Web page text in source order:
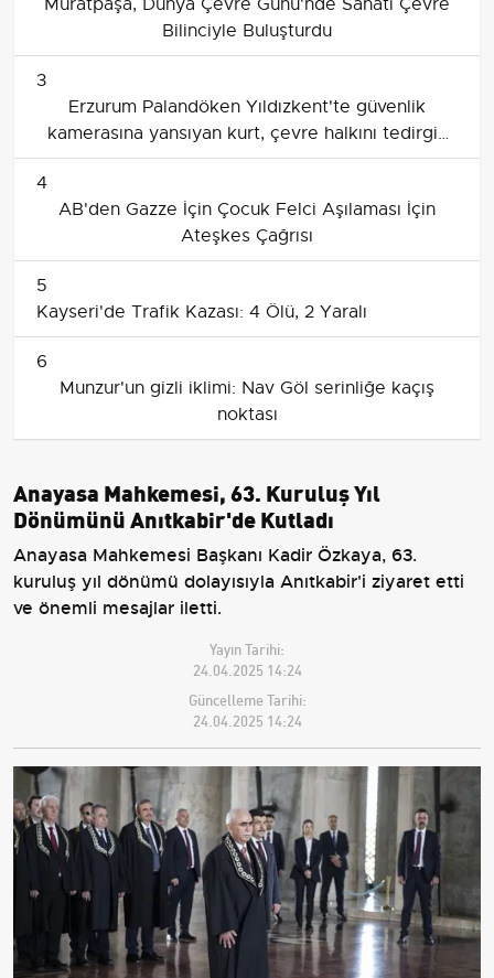
Muratpaşa, Dünya Çevre Günü'nde Sanatı Çevre
Bilinciyle Buluşturdu
3
Erzurum Palandöken Yıldızkent'te güvenlik
kamerasına yansıyan kurt, çevre halkını tedirgin
etti
4
AB'den Gazze İçin Çocuk Felci Aşılaması İçin
Ateşkes Çağrısı
5
Kayseri'de Trafik Kazası: 4 Ölü, 2 Yaralı
6
Munzur'un gizli iklimi: Nav Göl serinliğe kaçış
noktası
Anayasa Mahkemesi, 63. Kuruluş Yıl
Dönümünü Anıtkabir'de Kutladı
Anayasa Mahkemesi Başkanı Kadir Özkaya, 63.
kuruluş yıl dönümü dolayısıyla Anıtkabir'i ziyaret etti
ve önemli mesajlar iletti.
Yayın Tarihi:
24.04.2025 14:24
Güncelleme Tarihi:
24.04.2025 14:24